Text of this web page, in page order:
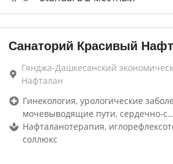
Санаторий Красивый
Гянджа-Дашкесанский
Нафталан
Гинекология, урологические
мочевыводящие пути, сердечно-с…
Нафталанотерапия,
соллюкс